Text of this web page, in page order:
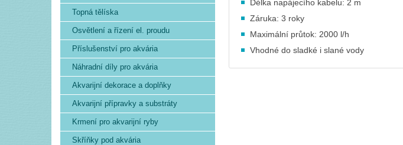
Délka napájecího kabelu: 2 m
Záruka: 3 roky
Maximální průtok: 2000 l/h
Vhodné do sladké i slané vody
Topná tělíska
Osvětlení a řízení el. proudu
Příslušenství pro akvária
Náhradní díly pro akvária
Akvarijní dekorace a doplňky
Akvarijní přípravky a substráty
Krmení pro akvarijní ryby
Skříňky pod akvária